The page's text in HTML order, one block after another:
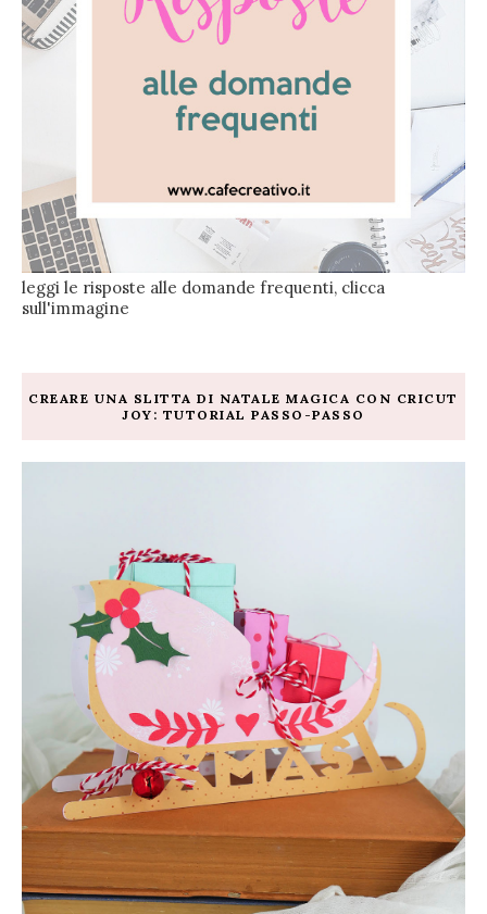
leggi le risposte alle domande frequenti, clicca
sull'immagine
CREARE UNA SLITTA DI NATALE MAGICA CON CRICUT
JOY: TUTORIAL PASSO-PASSO